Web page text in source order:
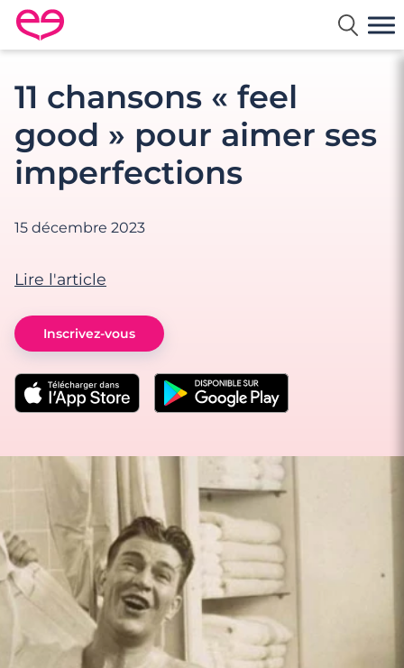
Rencontre en France avec Meetic
11 chansons « feel
good » pour aimer ses
imperfections
15 décembre 2023
Lire l'article
Inscrivez-vous